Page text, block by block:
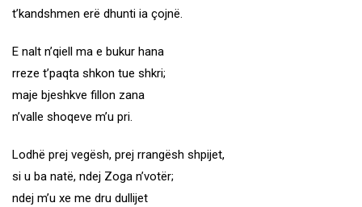
t’kandshmen erë dhunti ia çojnë.
E nalt n’qiell ma e bukur hana
rreze t’paqta shkon tue shkri;
maje bjeshkve fillon zana
n’valle shoqeve m’u pri.
Lodhë prej vegësh, prej rrangësh shpijet,
si u ba natë, ndej Zoga n’votër;
ndej m’u xe me dru dullijet